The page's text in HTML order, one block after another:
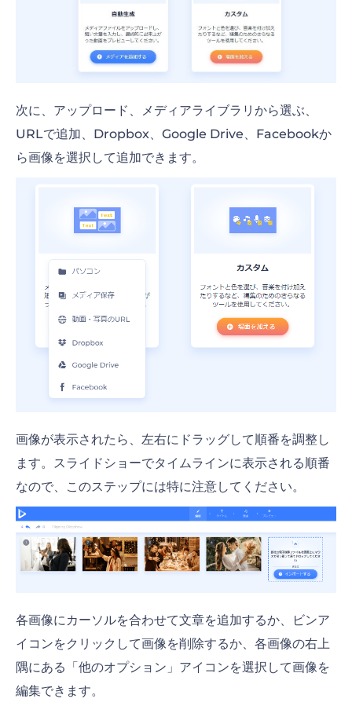
次に、アップロード、メディアライブラリから選ぶ、
URLで追加、Dropbox、Google Drive、Facebookか
ら画像を選択して追加できます。
画像が表示されたら、左右にドラッグして順番を調整し
ます。スライドショーでタイムラインに表示される順番
なので、このステップには特に注意してください。
各画像にカーソルを合わせて文章を追加するか、ビンア
イコンをクリックして画像を削除するか、各画像の右上
隅にある「他のオプション」アイコンを選択して画像を
編集できます。